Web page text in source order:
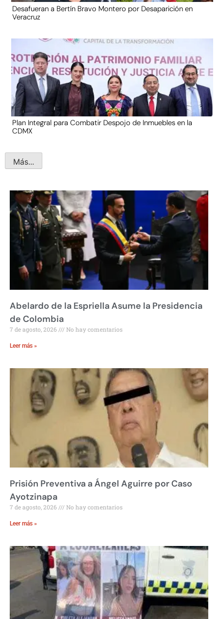
Desafueran a Bertín Bravo Montero por Desaparición en
Veracruz
Plan Integral para Combatir Despojo de Inmuebles en la
CDMX
Más...
Abelardo de la Espriella Asume la Presidencia
de Colombia
7 de agosto, 2026 No hay comentarios
Leer más »
Prisión Preventiva a Ángel Aguirre por Caso
Ayotzinapa
7 de agosto, 2026 No hay comentarios
Leer más »